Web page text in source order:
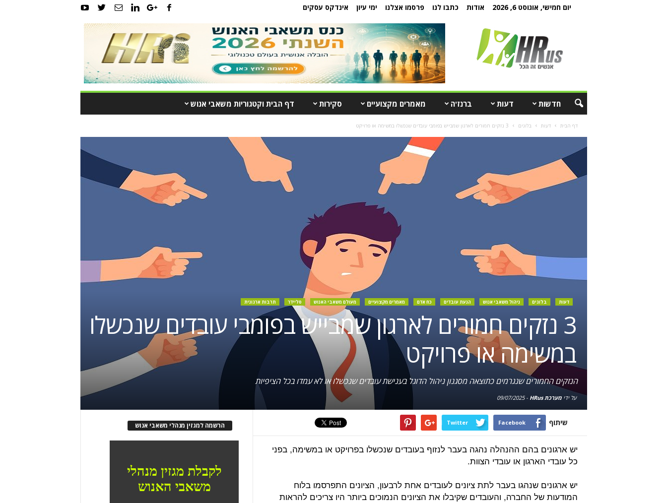
יום חמישי, אוגוסט 6, 2026 אודות כתבו לנו פרסמו אצלנו ימי עיון אינדקס עסקים
חדשות דעות ברנז'ה מאמרים מקצועיים סקירות דף הבית וקטגוריות משאבי אנוש
דף הבית דעות בלוגים 3 נזקים חמורים לארגון שמבייש בפומבי עובדים שנכשלו במשימה או פרויקט
דעות בלוגים ניהול משאבי אנוש הנעת עובדים כח אדם מאמרים מקצועיים מעולם משאבי האנוש סליידר תרבות ארגונית
3 נזקים חמורים לארגון שמבייש בפומבי עובדים שנכשלו
במשימה או פרויקט
הנזקים החמורים שנגרמים כתוצאה מסגנון ניהול הדוגל בענישת עובדים שנכשלו או לא עמדו בכל הציפיות
על ידימערכת HRus -
09/07/2025
שיתוף Facebook
Twitter
יש ארגונים בהם ההנהלה נהגה בעבר לנזוף בעובדים שנכשלו בפרויקט או במשימה, בפני
כל עובדי הארגון או עובדי הצוות.
יש ארגונים שנהגו בעבר לתת ציונים לעובדים אחת לרבעון, הציונים התפרסמו בלוח
המודעות של החברה, והעובדים שקיבלו את הציונים הנמוכים ביותר היו צריכים להראות
הרשמה למגזין מנהלי משאבי אנוש